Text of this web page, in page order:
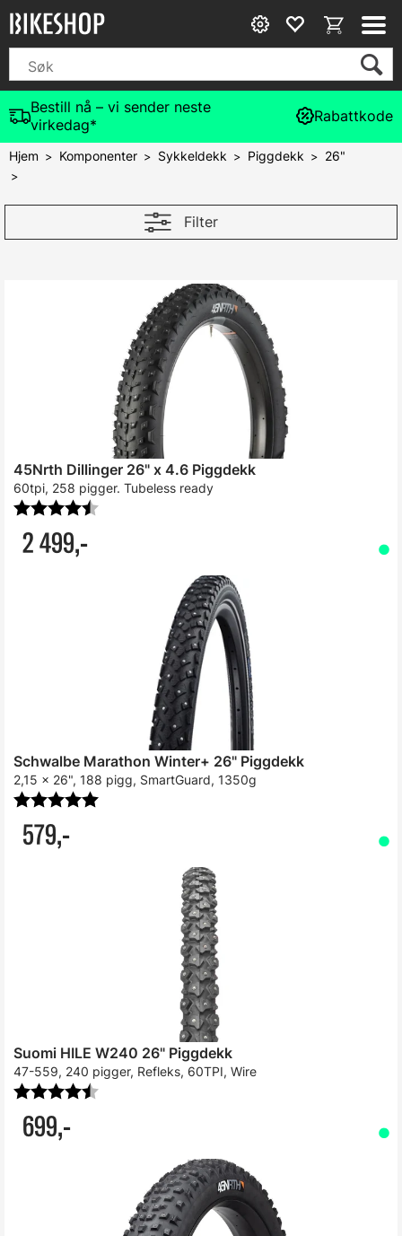
Bestill nå – vi sender neste
virkedag*
Rabattkode
Hjem > Komponenter> Sykkeldekk> Piggdekk> 26"
>
Filter
45Nrth Dillinger 26" x 4.6 Piggdekk
60tpi, 258 pigger. Tubeless ready
2 499,-
Karakter:
Schwalbe Marathon Winter+ 26" Piggdekk
2,15 x 26", 188 pigg, SmartGuard, 1350g
579,-
Karakter:
Suomi HILE W240 26" Piggdekk
47-559, 240 pigger, Refleks, 60TPI, Wire
699,-
Karakter: